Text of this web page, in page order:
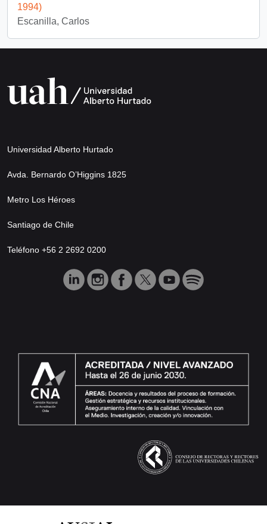
1994)
Escanilla, Carlos
Universidad Alberto Hurtado
Avda. Bernardo O’Higgins 1825
Metro Los Héroes
Santiago de Chile
Teléfono +56 2 2692 0200